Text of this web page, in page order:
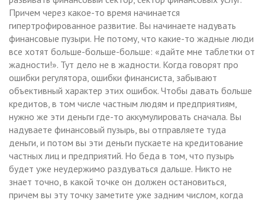
Причем через какое-то время начинается
гипертрофированное развитие. Вы начинаете надувать
финансовые пузыри. Не потому, что какие-то жадные люди
все хотят больше-больше-больше: «дайте мне таблетки от
жадности!». Тут дело не в жадности. Когда говорят про
ошибки регулятора, ошибки финансиста, забывают
объективный характер этих ошибок. Чтобы давать больше
кредитов, в том числе частным людям и предприятиям,
нужно же эти деньги где-то аккумулировать сначала. Вы
надуваете финансовый пузырь, вы отправляете туда
деньги, и потом вы эти деньги пускаете на кредитование
частных лиц и предприятий. Но беда в том, что пузырь
будет уже неудержимо раздуваться дальше. Никто не
знает точно, в какой точке он должен остановиться,
причем вы эту точку заметите уже задним числом, когда